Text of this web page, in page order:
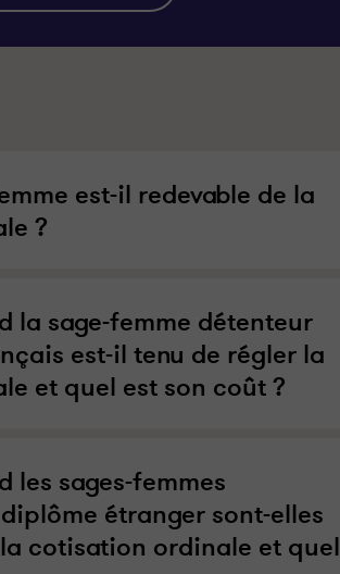
est-il redevable de la
?
la sage-femme détenteur
est-il tenu de régler la
et quel est son coût ?
les sages-femmes
étranger sont-elles
cotisation ordinale et quel